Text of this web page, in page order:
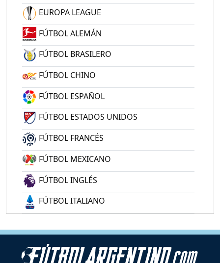
EUROPA LEAGUE
FÚTBOL ALEMÁN
FÚTBOL BRASILERO
FÚTBOL CHINO
FÚTBOL ESPAÑOL
FÚTBOL ESTADOS UNIDOS
FÚTBOL FRANCÉS
FÚTBOL MEXICANO
FÚTBOL INGLÉS
FÚTBOL ITALIANO